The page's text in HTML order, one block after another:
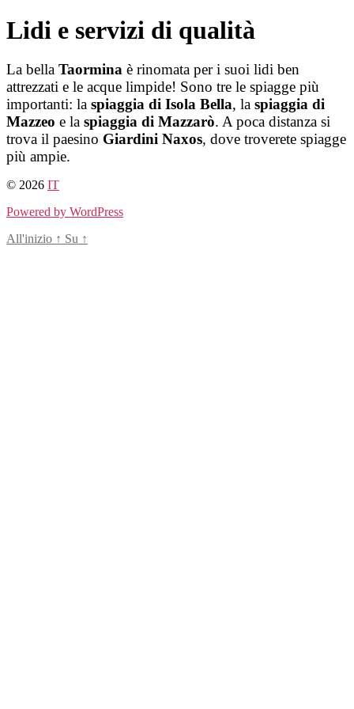
Salta
al
Lidi e servizi di qualità
La bella Taormina è rinomata per i suoi lidi ben
attrezzati e le acque limpide! Sono tre le spiagge più
importanti: la spiaggia di Isola Bella, la spiaggia di
Mazzeo e la spiaggia di Mazzarò. A poca distanza si
trova il paesino Giardini Naxos, dove troverete spiagge
più ampie.
© 2026 IT
Powered by WordPress
All'inizio ↑ Su ↑